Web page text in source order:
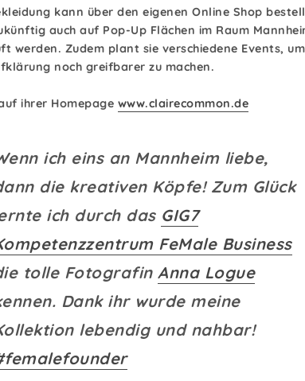
kann über den eigenen Online Shop
auch auf Pop-Up Flächen im Raum
werden. Zudem plant sie verschiedene Events, um
noch greifbarer zu machen.
ihrer Homepage www.clairecommon.de
ich eins an Mannheim liebe,
die kreativen Köpfe! Zum Glück
ich durch das GIG7
FeMale Business
tolle FotografinAnna Logue
Dank ihr wurde meine
lebendig und nahbar!